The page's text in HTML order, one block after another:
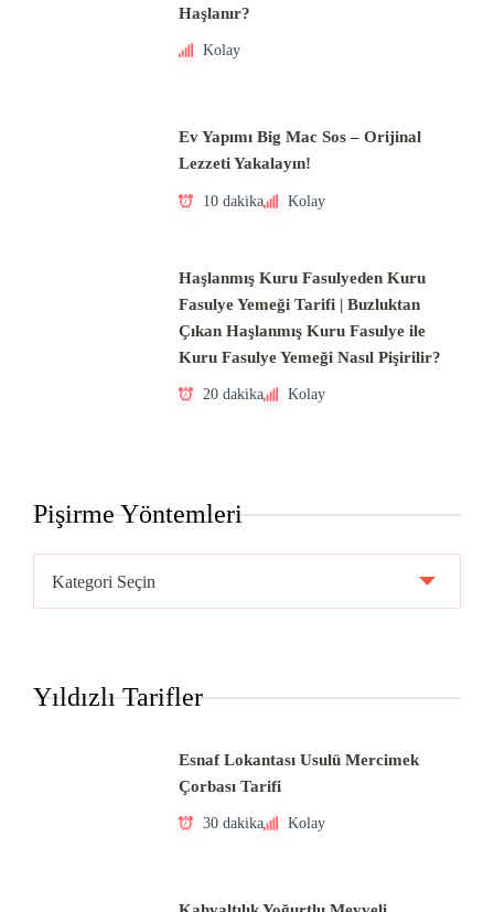
Haşlanır?
Kolay
Ev Yapımı Big Mac Sos – Orijinal
Lezzeti Yakalayın!
10 dakika Kolay
Haşlanmış Kuru Fasulyeden Kuru
Fasulye Yemeği Tarifi | Buzluktan
Çıkan Haşlanmış Kuru Fasulye ile
Kuru Fasulye Yemeği Nasıl Pişirilir?
20 dakika Kolay
Pişirme Yöntemleri
Yöntemleri
Yıldızlı Tarifler
Esnaf Lokantası Usulü Mercimek
Çorbası Tarifi
30 dakika Kolay